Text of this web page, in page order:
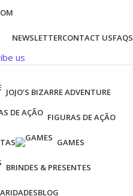
NEWSLETTERCONTACT USFAQS
us
JOJO’S BIZARRE ADVENTURE
FIGURAS DE AÇÃO
GAMES
BRINDES & PRESENTES
BLOG